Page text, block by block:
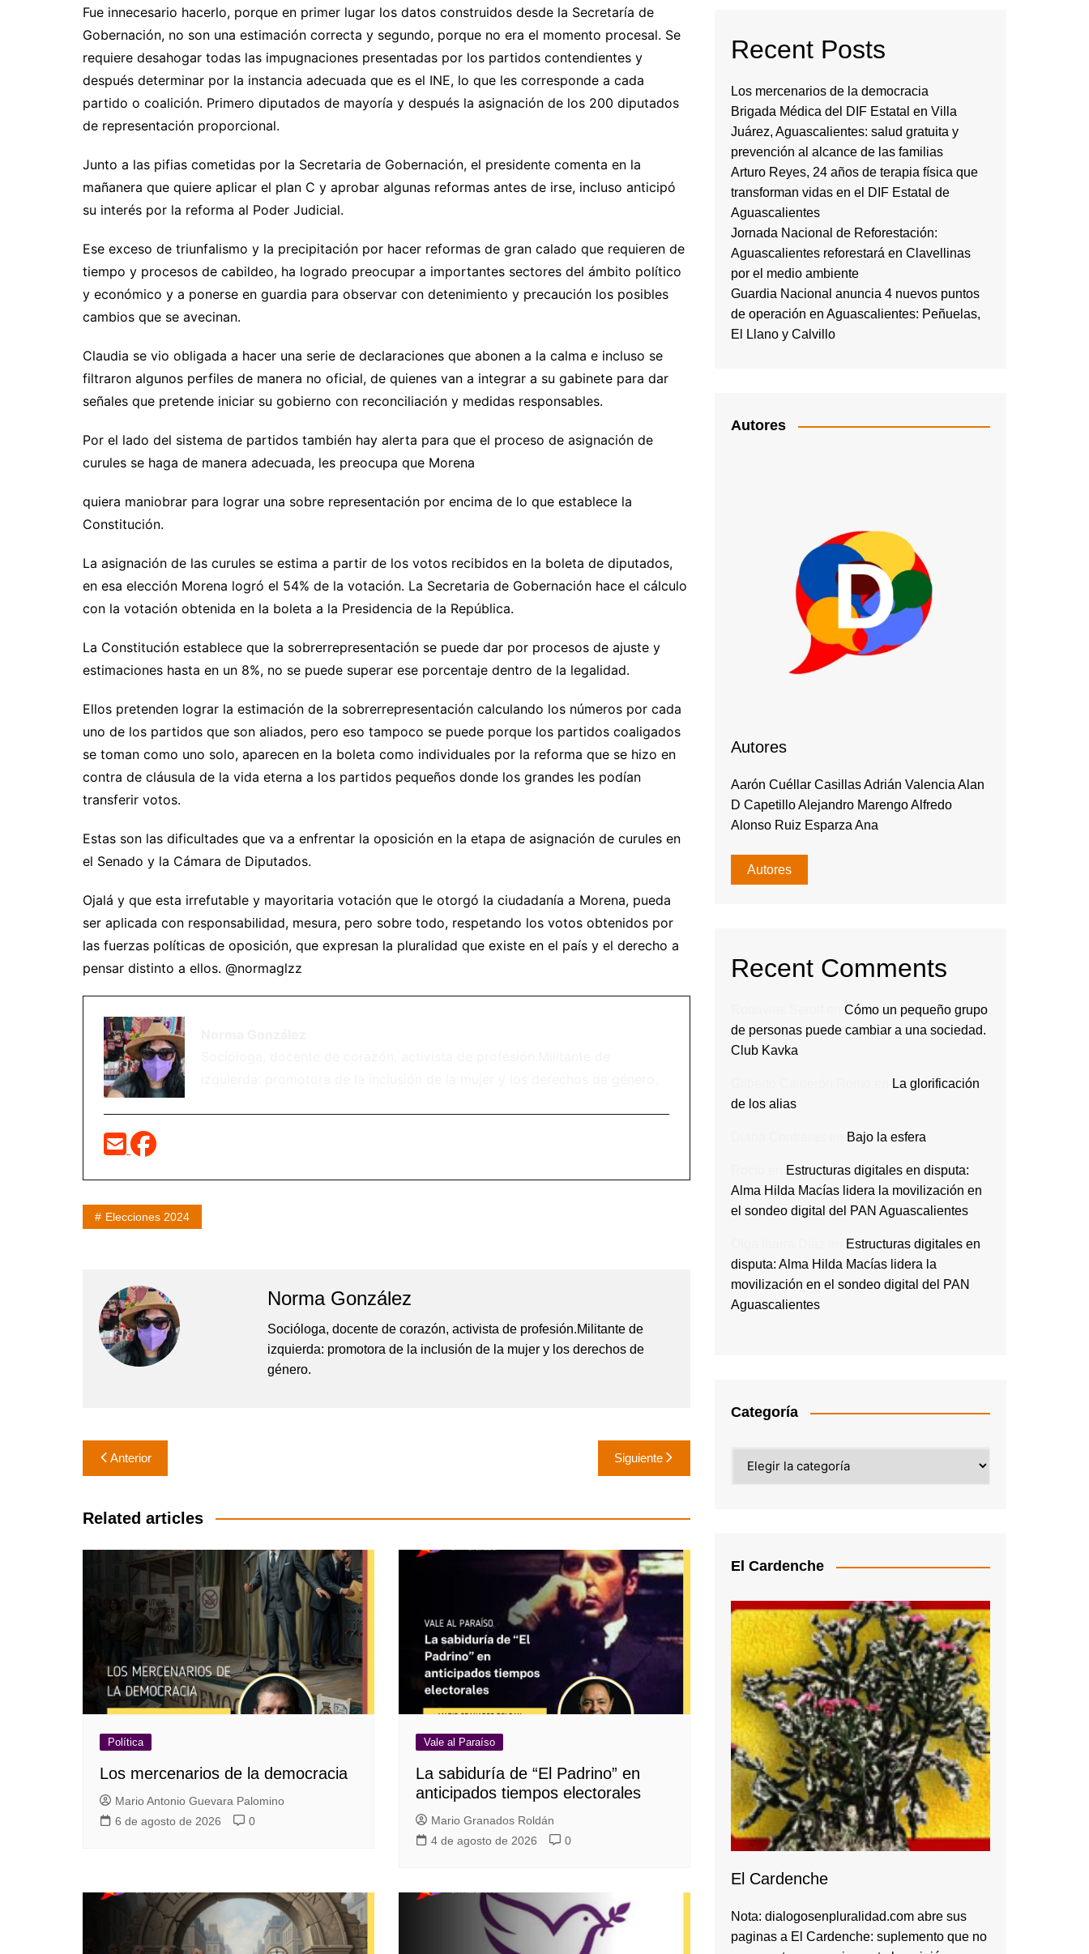
Fue innecesario hacerlo, porque en primer lugar los datos construidos desde la Secretaría de
Gobernación, no son una estimación correcta y segundo, porque no era el momento procesal. Se
requiere desahogar todas las impugnaciones presentadas por los partidos contendientes y
después determinar por la instancia adecuada que es el INE, lo que les corresponde a cada
partido o coalición. Primero diputados de mayoría y después la asignación de los 200 diputados
de representación proporcional.
Junto a las pifias cometidas por la Secretaria de Gobernación, el presidente comenta en la
mañanera que quiere aplicar el plan C y aprobar algunas reformas antes de irse, incluso anticipó
su interés por la reforma al Poder Judicial.
Ese exceso de triunfalismo y la precipitación por hacer reformas de gran calado que requieren de
tiempo y procesos de cabildeo, ha logrado preocupar a importantes sectores del ámbito político
y económico y a ponerse en guardia para observar con detenimiento y precaución los posibles
cambios que se avecinan.
Claudia se vio obligada a hacer una serie de declaraciones que abonen a la calma e incluso se
filtraron algunos perfiles de manera no oficial, de quienes van a integrar a su gabinete para dar
señales que pretende iniciar su gobierno con reconciliación y medidas responsables.
Por el lado del sistema de partidos también hay alerta para que el proceso de asignación de
curules se haga de manera adecuada, les preocupa que Morena
quiera maniobrar para lograr una sobre representación por encima de lo que establece la
Constitución.
La asignación de las curules se estima a partir de los votos recibidos en la boleta de diputados,
en esa elección Morena logró el 54% de la votación. La Secretaria de Gobernación hace el cálculo
con la votación obtenida en la boleta a la Presidencia de la República.
La Constitución establece que la sobrerrepresentación se puede dar por procesos de ajuste y
estimaciones hasta en un 8%, no se puede superar ese porcentaje dentro de la legalidad.
Ellos pretenden lograr la estimación de la sobrerrepresentación calculando los números por cada
uno de los partidos que son aliados, pero eso tampoco se puede porque los partidos coaligados
se toman como uno solo, aparecen en la boleta como individuales por la reforma que se hizo en
contra de cláusula de la vida eterna a los partidos pequeños donde los grandes les podían
transferir votos.
Estas son las dificultades que va a enfrentar la oposición en la etapa de asignación de curules en
el Senado y la Cámara de Diputados.
Ojalá y que esta irrefutable y mayoritaria votación que le otorgó la ciudadanía a Morena, pueda
ser aplicada con responsabilidad, mesura, pero sobre todo, respetando los votos obtenidos por
las fuerzas políticas de oposición, que expresan la pluralidad que existe en el país y el derecho a
pensar distinto a ellos. @normaglzz
Elecciones 2024
Norma González
Socióloga, docente de corazón, activista de profesión.Militante de
izquierda: promotora de la inclusión de la mujer y los derechos de
género.
Navegación
de
entradas
Anterior Siguiente
Related articles
Política
Los mercenarios de la democracia
Mario Antonio Guevara Palomino
6 de agosto de 2026
0
Vale al Paraíso
La sabiduría de “El Padrino” en
anticipados tiempos electorales
Mario Granados Roldán
4 de agosto de 2026
0
Recent Posts
Los mercenarios de la democracia
Brigada Médica del DIF Estatal en Villa
Juárez, Aguascalientes: salud gratuita y
prevención al alcance de las familias
Arturo Reyes, 24 años de terapia física que
transforman vidas en el DIF Estatal de
Aguascalientes
Jornada Nacional de Reforestación:
Aguascalientes reforestará en Clavellinas
por el medio ambiente
Guardia Nacional anuncia 4 nuevos puntos
de operación en Aguascalientes: Peñuelas,
El Llano y Calvillo
Autores
Autores
Aarón Cuéllar Casillas Adrián Valencia Alan
D Capetillo Alejandro Marengo Alfredo
Alonso Ruiz Esparza Ana
Autores
Recent Comments
Cómo un pequeño grupo
de personas puede cambiar a una sociedad.
Club Kavka
La glorificación
de los alias
Bajo la esfera
Estructuras digitales en disputa:
Alma Hilda Macías lidera la movilización en
el sondeo digital del PAN Aguascalientes
Estructuras digitales en
disputa: Alma Hilda Macías lidera la
movilización en el sondeo digital del PAN
Aguascalientes
Categoría
El Cardenche
El Cardenche
Nota: dialogosenpluralidad.com abre sus
paginas a El Cardenche: suplemento que no